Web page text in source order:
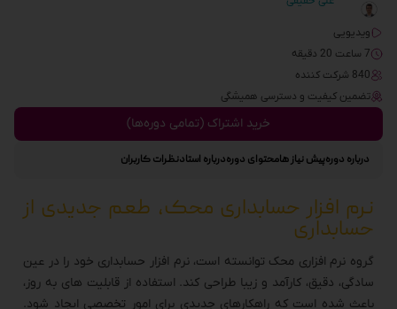
ویدیویی
7 ساعت 20 دقیقه
840 شرکت کننده
تضمین کیفیت و دسترسی همیشگی
خرید اشتراک (تمامی دوره‌ها)
درباره دورهپیش نیاز هامحتوای دورهدرباره استادنظرات کاربران
نرم افزار حسابداری محک، طعم جدیدی از
حسابداری
گروه نرم افزاری محک توانسته است، نرم افزار حسابداری خود را در عین
سادگی، دقیق، کارآمد و زیبا طراحی کند. استفاده از قابلیت های به روز،
باعث شده است که راهکارهای جدیدی برای امور تخصصی ایجاد شود.